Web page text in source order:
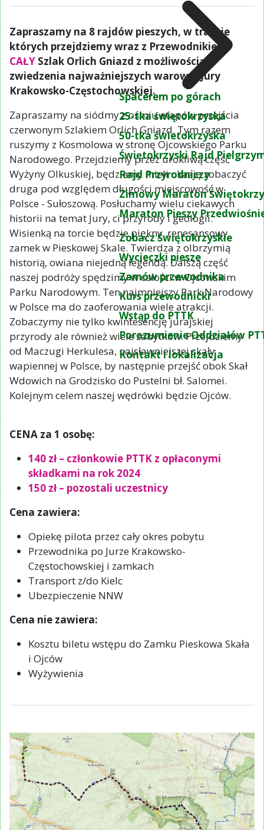
Spacerem po górach
25-tka świętokrzyska
50-tka świetokrzyska
Świętokrzyski Rajd
Rajd Przyrodniczy
Zimowy Maraton
Maraton Pieszy
Zobacz Świętokrzyskie
Wycieczki piesze
Zamów przewodnika
Kurs przewodnicki
Wstąp do PTTK
Porozumienie Oddziałów
Kontakt i lokalizacja
Zapraszamy na 8 rajdów pieszych, w trakcie
których przejdziemy wraz z Przewodnikiem
CAŁY Szlak Orlich Gniazd z możliwością
zwiedzenia najważniejszych warowni Jury
Krakowsko-Częstochowskiej.
Zapraszamy na siódmy z ośmiu etapów przejścia
czerwonym Szlakiem Orlich Gniazd. Tym razem
ruszymy z Kosmolowa w stronę Ojcowskiego Parku
Narodowego. Przejdziemy przez urokliwą część
Wyżyny Olkuskiej, będziemy mieli okazję zobaczyć
druga pod względem długości miejscowość w
Polsce - Sułoszową. Posłuchamy wielu ciekawych
historii na temat Jury, ci przyrody i geologii.
Wisienką na torcie będzie piękny, renesansowy
zamek w Pieskowej Skale. Twierdza z olbrzymią
historią, owiana niejedną legendą. Dalszą część
naszej podróży spędzimy w całości w Ojcowskim
Parku Narodowym. Ten najmniejszy Park Narodowy
w Polsce ma do zaoferowania wiele atrakcji.
Zobaczymy nie tylko kwintesencję jurajskiej
przyrody ale również wiele zabytków. Przejdziemy
od Maczugi Herkulesa, najsławniejszej skały
wapiennej w Polsce, by następnie przejść obok Skał
Wdowich na Grodzisko do Pustelni bł. Salomei.
Kolejnym celem naszej wędrówki będzie Ojców.
CENA za 1 osobę:
140 zł – członkowie PTTK z opłaconymi
składkami na rok 2024
150 zł – pozostali uczestnicy
Cena zawiera:
Opiekę pilota przez cały okres pobytu
Przewodnika po Jurze Krakowsko-
Częstochowskiej i zamkach
Transport z/do Kielc
Ubezpieczenie NNW
Cena nie zawiera:
Kosztu biletu wstępu do Zamku Pieskowa Skała
i Ojców
Wyżywienia